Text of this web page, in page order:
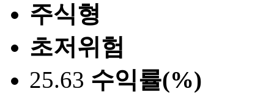
주식형
초저위험
25.63 수익률(%)